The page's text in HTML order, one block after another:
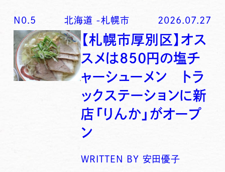
N0. 5 北海道 -札幌市 2026.07.27
【札幌市厚別区】オス
スメは850円の塩チ
ャーシューメン トラ
ックステーションに新
店「りんか」がオープ
ン
WRITTEN BY 安田優子